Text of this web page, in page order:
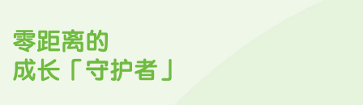
零距离的
成长「守护者」